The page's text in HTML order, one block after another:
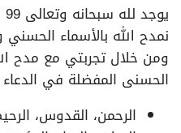
نمدح الله بالأسماء
ومن خلال تجربتي مع مدح
الحسنى المفضلة في
الرحمن، القدوس،